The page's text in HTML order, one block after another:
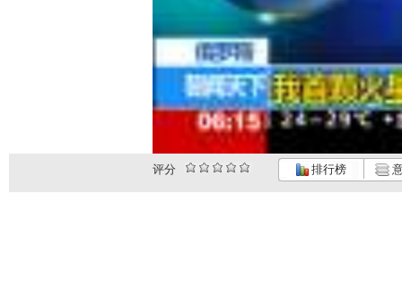
评分 排行榜